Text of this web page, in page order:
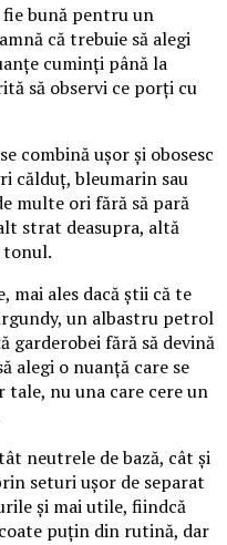
bună pentru un
că trebuie să alegi
cuminți până la
să observi ce porți cu
combină ușor și obosesc
călduț, bleumarin sau
multe ori fără să pară
strat deasupra, altă
tonul.
ales dacă știi că te
un albastru petrol
garderobei fără să devină
alegi o nuanță care se
nu una care cere un
neutrele de bază, cât și
seturi ușor de separat
și mai utile, fiindcă
puțin din rutină, dar